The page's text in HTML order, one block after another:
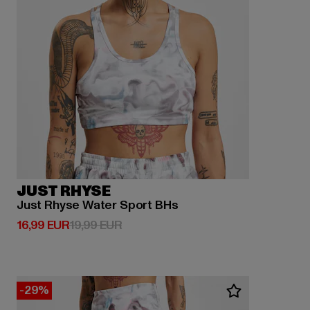
JUST RHYSE
Just Rhyse Water Sport BHs
16,99 EUR
Derzeitiger Preis: 16,99 EUR
19,99 EURAktionspreis: 19,99 EUR
-29%